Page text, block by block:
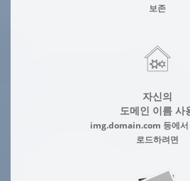
보존
자신의
도메인 이름 사
img.domain.com 등에서
로드하려면